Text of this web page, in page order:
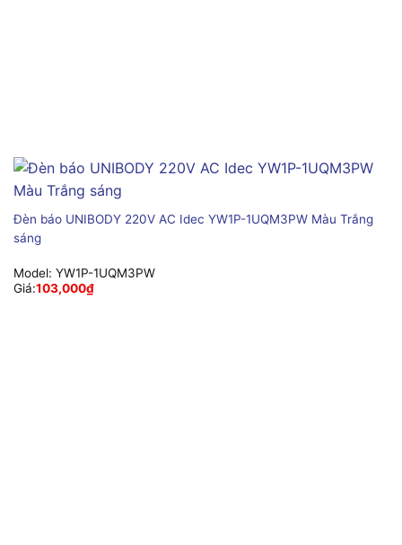
Đèn báo UNIBODY 220V AC Idec YW1P-1UQM3PW Màu Trắng
sáng
Model: YW1P-1UQM3PW
Giá:103,000₫